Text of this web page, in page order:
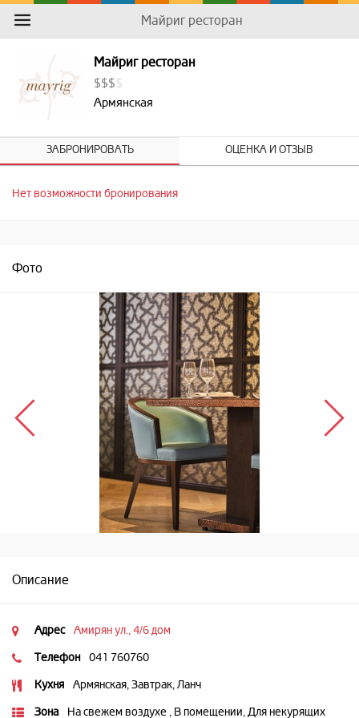
Майриг ресторан
Майриг ресторан
$$$$
Армянская
ЗАБРОНИРОВАТЬ ОЦЕНКА И ОТЗЫВ
Нет возможности бронирования
Фото
Описание
Адрес
Амирян ул., 4/6 дом
Телефон
041 760760
Кухня
Армянская, Завтрак, Ланч
Зона
На свежем воздухе , В помещении, Для некурящих